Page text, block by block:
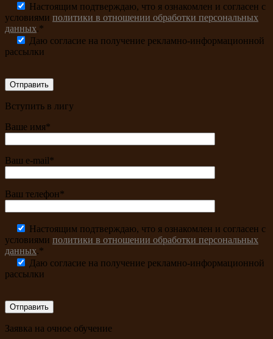
Настоящим подтверждаю, что я ознакомлен и согласен с
условиями политики в отношении обработки персональных
данных.*
Даю согласие на получение рекламно-информационной
рассылки
Вступить в лигу
Ваше имя*
Ваш e-mail*
Ваш телефон*
Настоящим подтверждаю, что я ознакомлен и согласен с
условиями политики в отношении обработки персональных
данных.*
Даю согласие на получение рекламно-информационной
рассылки
Заявка на очное обучение